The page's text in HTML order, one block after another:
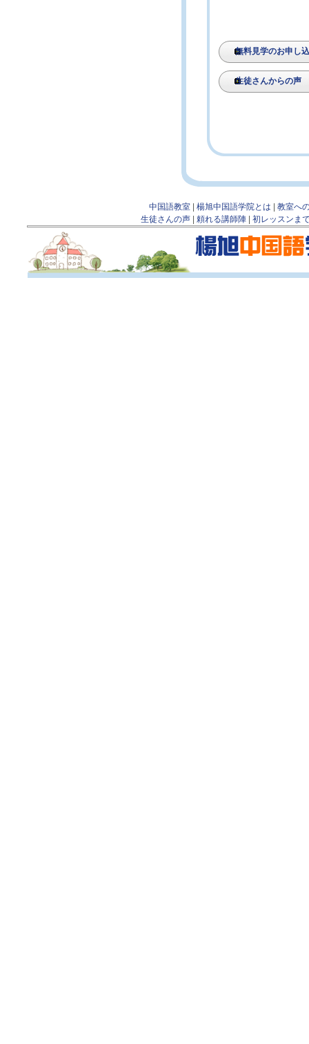
無料見学のお申し
生徒さんからの声
中国語教室| 楊旭中国語学院とは
教室へ
生徒さんの声| 頼れる講師陣| 初レッスンま